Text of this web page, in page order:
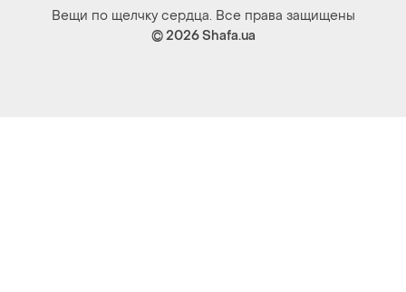
Вещи по щелчку сердца. Все права защищены
© 2026Shafa.ua